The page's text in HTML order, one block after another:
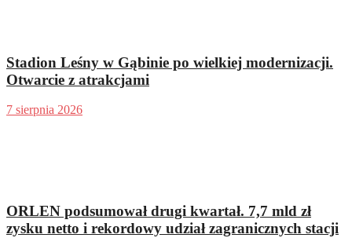
Stadion Leśny w Gąbinie po wielkiej modernizacji.
Otwarcie z atrakcjami
7 sierpnia 2026
ORLEN podsumował drugi kwartał. 7,7 mld zł
zysku netto i rekordowy udział zagranicznych stacji